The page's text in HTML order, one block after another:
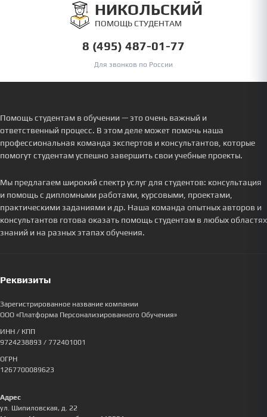
НИКОЛЬСКИЙ
ПОМОЩЬ СТУДЕНТАМ
8 (495) 487-01-77
Для звонков по России
Помощь студентам в обучении — это очень важный и
ответственный процесс. В этом деле может помочь наша
профессиональная команда экспертов и консультантов, которые
помогут студентам успешно завершить свои учебные проекты.
Мы предлагаем широкий спектр услуг для студентов: консультация
и помощь с дипломными работами, курсовыми, проектами,
практическими заданиями и др. Наша команда опытных авторов и
консультантов готова оказать помощь студентам в любых областях
знаний и на разных этапах обучения.
Реквизиты
Зарегистрированное название компании
ООО «Платформа Персонализированного Обучения»
ИНН / КПП
9724238893 / 772401001
ОГРН
1267700089623
Адрес
ул. Шипиловская, д. 22